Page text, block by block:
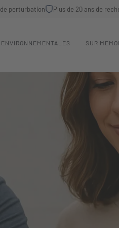
perturbation Plus de 20 ans de
SUR